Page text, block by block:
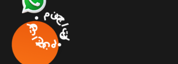
منتجاتنا • منتجاتنا •